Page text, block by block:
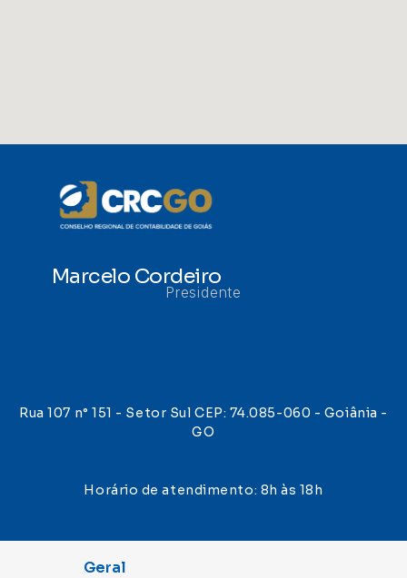
Marcelo Cordeiro
Presidente
Rua 107 n° 151 - Setor Sul CEP: 74.085-060 - Goiânia -
GO
Horário de atendimento: 8h às 18h
Geral